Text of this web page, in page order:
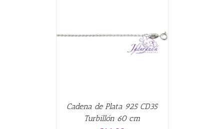
Cadena de Plata 925 CD35
Turbillón 60 cm